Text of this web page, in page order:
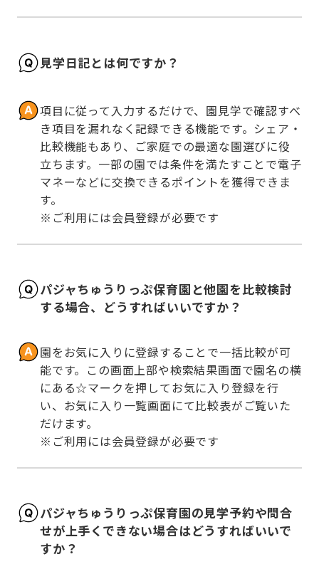
見学日記とは何ですか？
項目に従って入力するだけで、園見学で確認すべ
き項目を漏れなく記録できる機能です。シェア・
比較機能もあり、ご家庭での最適な園選びに役
立ちます。一部の園では条件を満たすことで電子
マネーなどに交換できるポイントを獲得できま
す。
※ご利用には会員登録が必要です
パジャちゅうりっぷ保育園と他園を比較検討
する場合、どうすればいいですか？
園をお気に入りに登録することで一括比較が可
能です。この画面上部や検索結果画面で園名の横
にある☆マークを押してお気に入り登録を行
い、お気に入り一覧画面にて比較表がご覧いた
だけます。
※ご利用には会員登録が必要です
パジャちゅうりっぷ保育園の見学予約や問合
せが上手くできない場合はどうすればいいで
すか？